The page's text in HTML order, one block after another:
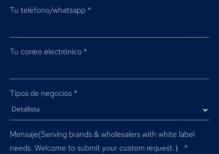
Tu teléfono/whatsapp *
Tu correo electrónico *
Tipos de negocios *
Mensaje(Serving brands & wholesalers with white label
needs. Welcome to submit your custom request.） *